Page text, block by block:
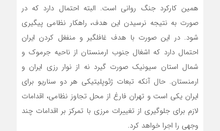
همین کارکرد جنگ روانی است. البته احتمال دارد که در
صورت به نتیجه نرسیدن این هدف، راهکار نظامی پیگیری
شود. در این صورت با هدف غافلگیر و منفغل کردن ایران
احتمال دارد که اشغال جنوب ارمنستان از ناحیه جرموک و
شمال استان سیونیک صورت گیرد نه از نوار رزی ایران و
ارمنستان. حال آنکه تبعات ژئوپلیتیکی هر دو سناریو برای
ایران یکی است و تهران فارغ از محل تجاوز نظامی، اقدامات
لازم برای جلوگیری از تغییرات مرزی با تمرکز بر اقدامات چند
وجهی را اجرا خواهد کرد.